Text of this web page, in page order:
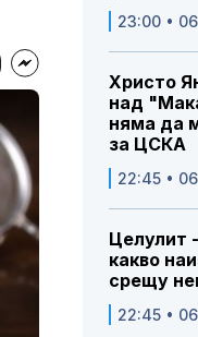
23:00 •
Христо
над
няма да
за ЦСКА
22:45 •
Целулит
какво
срещу
22:45 •